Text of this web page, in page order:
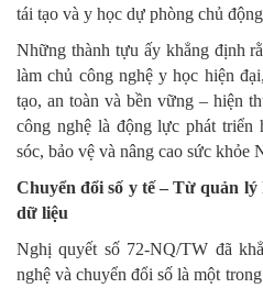
tái tạo và y học dự phòng chủ
Những thành tựu ấy khẳng định
làm chủ công nghệ y học hiện
tạo, an toàn và bền vững – hiện
công nghệ là động lực phát triển
sóc, bảo vệ và nâng cao sức khỏe
Chuyển đổi số y tế – Từ quản
dữ liệu
Nghị quyết số 72-NQ/TW đã
nghệ và chuyển đổi số là một